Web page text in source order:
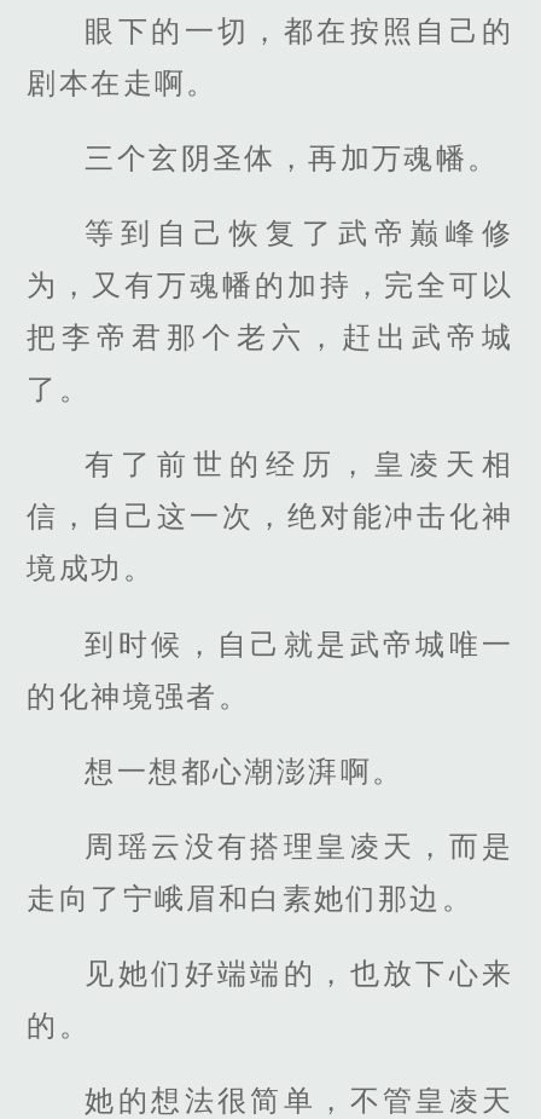
眼下的一切，都在按照自己的
剧本在走啊。
三个玄阴圣体，再加万魂幡。
等到自己恢复了武帝巅峰修
为，又有万魂幡的加持，完全可以
把李帝君那个老六，赶出武帝城
了。
有了前世的经历，皇凌天相
信，自己这一次，绝对能冲击化神
境成功。
到时候，自己就是武帝城唯一
的化神境强者。
想一想都心潮澎湃啊。
周瑶云没有搭理皇凌天，而是
走向了宁峨眉和白素她们那边。
见她们好端端的，也放下心来
的。
她的想法很简单，不管皇凌天